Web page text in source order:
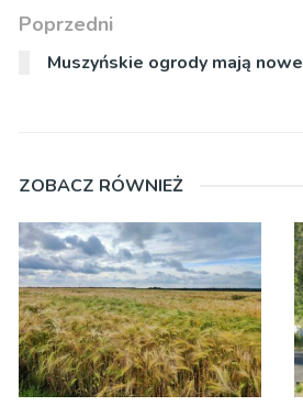
Poprzedni
Muszyńskie ogrody mają
ZOBACZ RÓWNIEŻ